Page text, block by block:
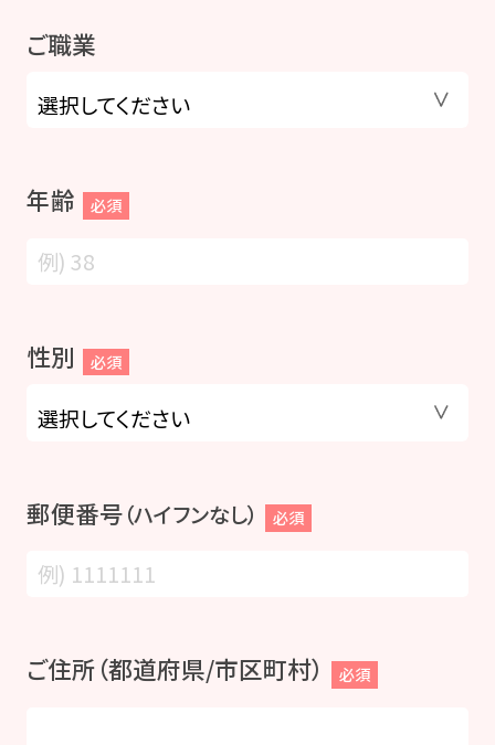
ご職業
年齢 必須
性別 必須
郵便番号（ハイフンなし） 必須
ご住所（都道府県/市区町村） 必須